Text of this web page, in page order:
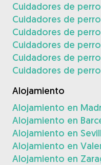
Cuidadores de
Cuidadores de
Cuidadores de
Cuidadores de
Cuidadores de
Cuidadores de
Alojamiento
Alojamiento en
Alojamiento en
Alojamiento en
Alojamiento en
Alojamiento en